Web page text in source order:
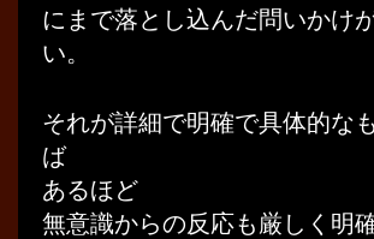
にまで落とし込んだ問いかけ
い。
それが詳細で明確で具体的な
ば
あるほど
無意識からの反応も厳しく明